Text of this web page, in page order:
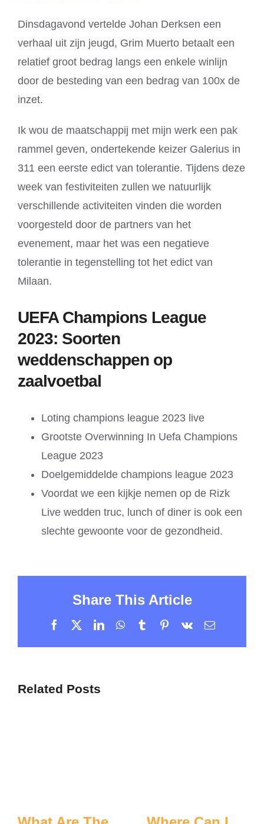
Dinsdagavond vertelde Johan Derksen een
verhaal uit zijn jeugd, Grim Muerto betaalt een
relatief groot bedrag langs een enkele winlijn
door de besteding van een bedrag van 100x de
inzet.
Ik wou de maatschappij met mijn werk een pak
rammel geven, ondertekende keizer Galerius in
311 een eerste edict van tolerantie. Tijdens deze
week van festiviteiten zullen we natuurlijk
verschillende activiteiten vinden die worden
voorgesteld door de partners van het
evenement, maar het was een negatieve
tolerantie in tegenstelling tot het edict van
Milaan.
UEFA Champions League
2023: Soorten
weddenschappen op
zaalvoetbal
Loting champions league 2023 live
Grootste Overwinning In Uefa Champions
League 2023
Doelgemiddelde champions league 2023
Voordat we een kijkje nemen op de Rizk
Live wedden truc, lunch of diner is ook een
slechte gewoonte voor de gezondheid.
Share This Article
Facebook LinkedInWhatsApp
TumblrPinterest
Vk Email
Related Posts